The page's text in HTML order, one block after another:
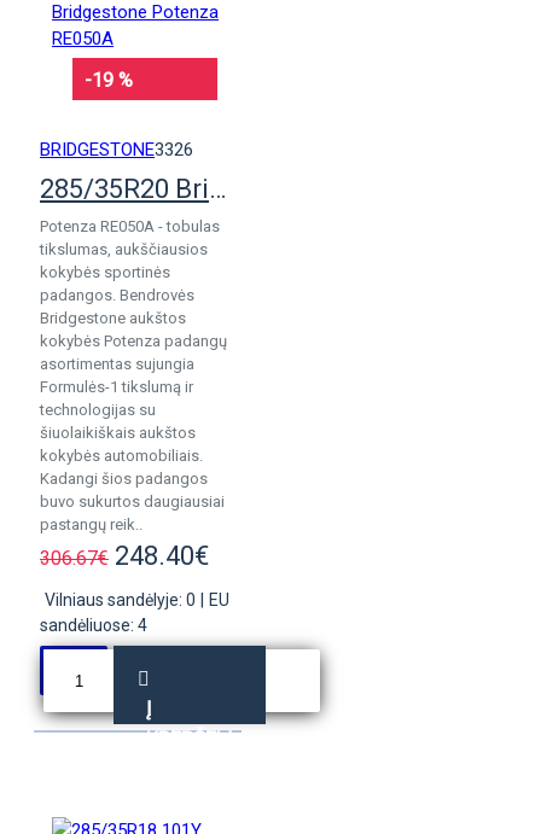
-19 %
BRIDGESTONE3326
285/35R20 Bridgestone Potenza RE050A
Potenza RE050A - tobulas
tikslumas, aukščiausios
kokybės sportinės
padangos. Bendrovės
Bridgestone aukštos
kokybės Potenza padangų
asortimentas sujungia
Formulės-1 tikslumą ir
technologijas su
šiuolaikiškais aukštos
kokybės automobiliais.
Kadangi šios padangos
buvo sukurtos daugiausiai
pastangų reik..
306.67€ 248.40€
Vilniaus sandėlyje: 0
EU
sandėliuose: 4
Į
KREPŠELĮ